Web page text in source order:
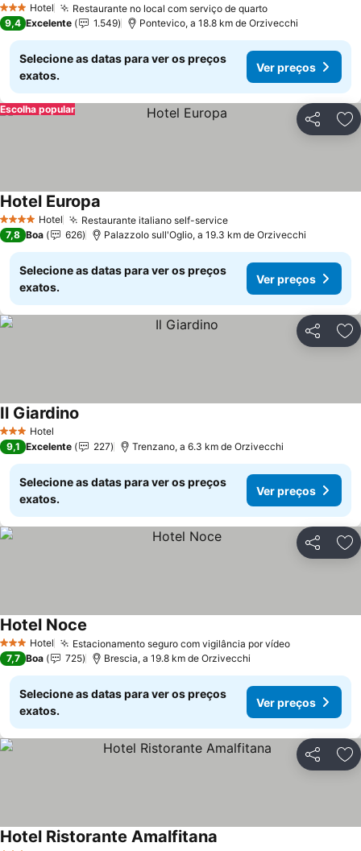
3 EstrelasHotel Restaurante no local com serviço de quartoVer preços
9,4 Excelente 1.549 Pontevico, a 18.8 km de Orzivecchi
Selecione as datas para ver os preços
exatos.
Ver preços
Partilhar
Escolha popular
4 EstrelasHotel Restaurante italiano self-serviceVer preços
Hotel Europa
7,8 Boa 626 Palazzolo sull'Oglio, a 19.3 km de Orzivecchi
Selecione as datas para ver os preços
exatos.
Ver preços
Partilhar
3 EstrelasHotel
Il Giardino
9,1 Excelente 227 Trenzano, a 6.3 km de Orzivecchi
Selecione as datas para ver os preços
exatos.
Ver preços
Partilhar
3 EstrelasHotel Estacionamento seguro com vigilância por vídeoVer preços
Hotel Noce
7,7 Boa 725 Brescia, a 19.8 km de Orzivecchi
Selecione as datas para ver os preços
exatos.
Ver preços
Partilhar
Hotel Ristorante Amalfitana